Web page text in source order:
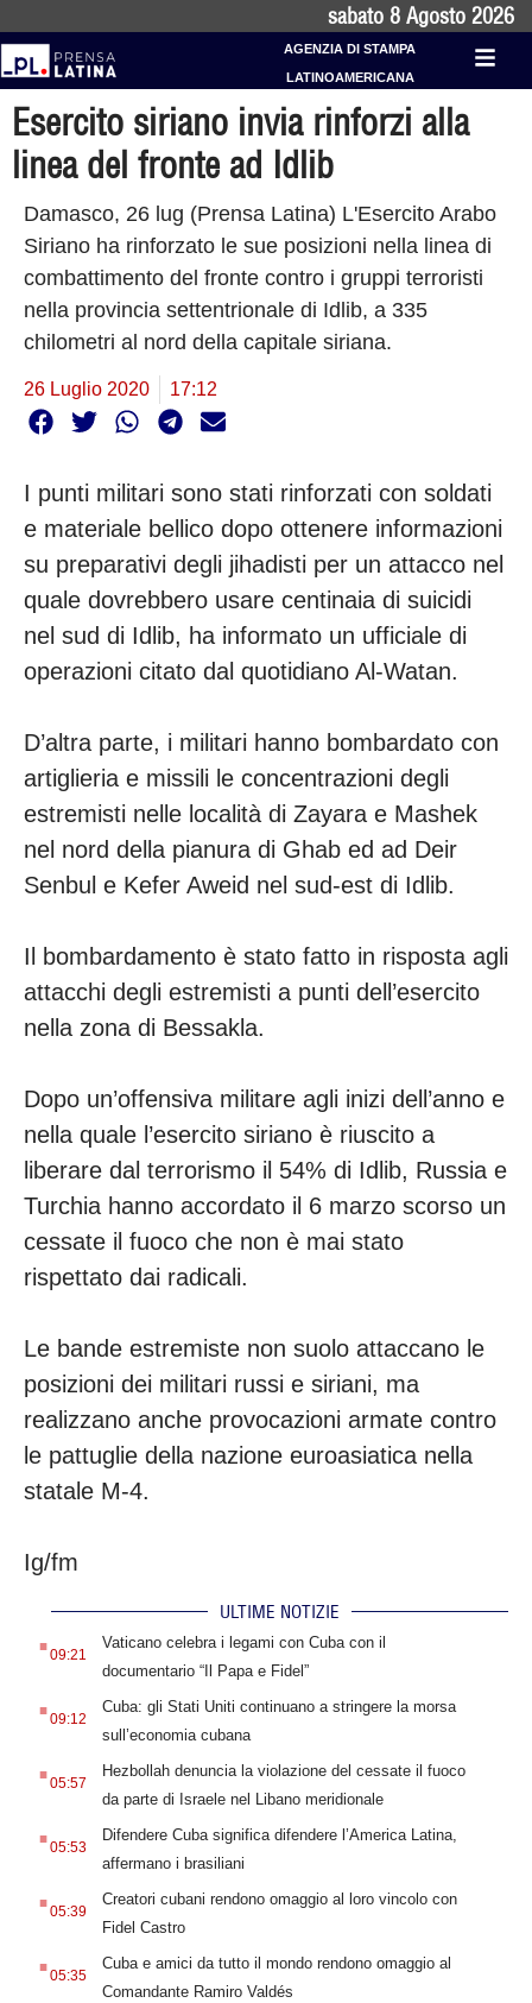
sabato 8 Agosto 2026
AGENZIA DI STAMPA
LATINOAMERICANA
Esercito siriano invia rinforzi alla
linea del fronte ad Idlib
Damasco, 26 lug (Prensa Latina) L'Esercito Arabo
Siriano ha rinforzato le sue posizioni nella linea di
combattimento del fronte contro i gruppi terroristi
nella provincia settentrionale di Idlib, a 335
chilometri al nord della capitale siriana.
26 Luglio 2020 17:12
I punti militari sono stati rinforzati con soldati
e materiale bellico dopo ottenere informazioni
su preparativi degli jihadisti per un attacco nel
quale dovrebbero usare centinaia di suicidi
nel sud di Idlib, ha informato un ufficiale di
operazioni citato dal quotidiano Al-Watan.
D’altra parte, i militari hanno bombardato con
artiglieria e missili le concentrazioni degli
estremisti nelle località di Zayara e Mashek
nel nord della pianura di Ghab ed ad Deir
Senbul e Kefer Aweid nel sud-est di Idlib.
Il bombardamento è stato fatto in risposta agli
attacchi degli estremisti a punti dell’esercito
nella zona di Bessakla.
Dopo un’offensiva militare agli inizi dell’anno e
nella quale l’esercito siriano è riuscito a
liberare dal terrorismo il 54% di Idlib, Russia e
Turchia hanno accordato il 6 marzo scorso un
cessate il fuoco che non è mai stato
rispettato dai radicali.
Le bande estremiste non suolo attaccano le
posizioni dei militari russi e siriani, ma
realizzano anche provocazioni armate contro
le pattuglie della nazione euroasiatica nella
statale M-4.
Ig/fm
ULTIME NOTIZIE
.09:21
Vaticano celebra i legami con Cuba con il
documentario “Il Papa e Fidel”
.09:12
Cuba: gli Stati Uniti continuano a stringere la morsa
sull’economia cubana
.05:57
Hezbollah denuncia la violazione del cessate il fuoco
da parte di Israele nel Libano meridionale
.05:53
Difendere Cuba significa difendere l’America Latina,
affermano i brasiliani
.05:39
Creatori cubani rendono omaggio al loro vincolo con
Fidel Castro
.05:35
Cuba e amici da tutto il mondo rendono omaggio al
Comandante Ramiro Valdés